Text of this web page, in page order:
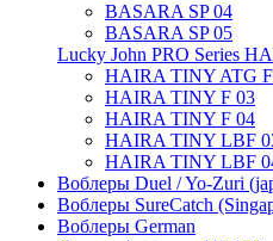
BASARA SP 04
BASARA SP 05
Lucky John PRO Series
HAIRA TINY ATG
HAIRA TINY F 03
HAIRA TINY F 04
HAIRA TINY LBF
HAIRA TINY LBF
Воблеры Duel / Yo-Zuri
Воблеры SureCatch
Воблеры German